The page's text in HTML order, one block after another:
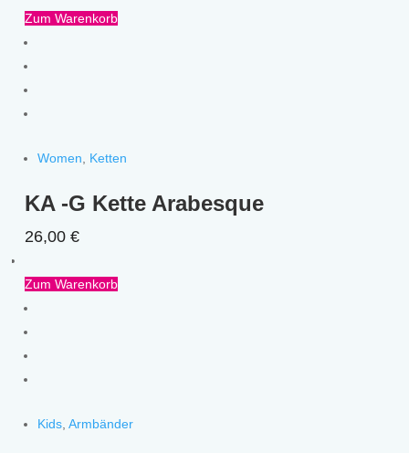
Zum Warenkorb
Women Ketten
KA -G Kette Arabesque
26,00€
Zum Warenkorb
Kids ,Armbänder